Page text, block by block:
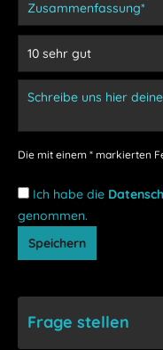
Die mit einem * markierten
Ich habe die
genommen.
Speichern
Frage stellen